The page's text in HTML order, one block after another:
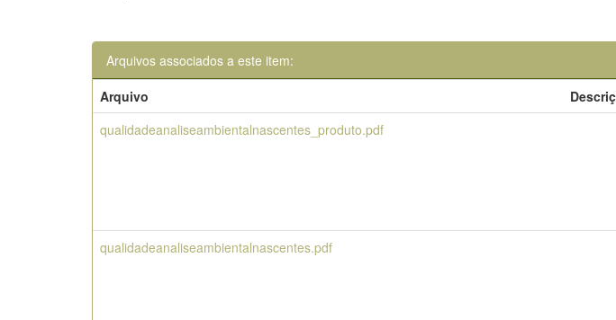
Arquivos associados a este item:
Arquivo
qualidadeanaliseambientalnascentes_produto.pdf
qualidadeanaliseambientalnascentes.pdf